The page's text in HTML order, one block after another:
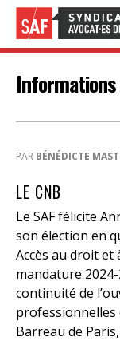
PAR BÉNÉDICTE MAST
LE CNB
Le SAF félicite
son élection en
Accès au droit et
mandature
continuité de
professionnelles
Barreau de